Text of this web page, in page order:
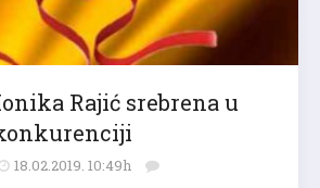
Rajić srebrena u
18.02.2019. 10:49h